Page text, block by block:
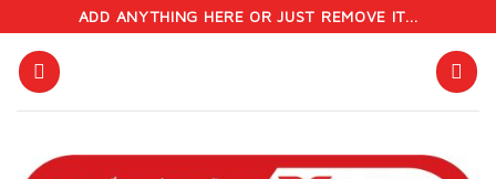
content
ADD ANYTHING HERE OR JUST REMOVE IT...